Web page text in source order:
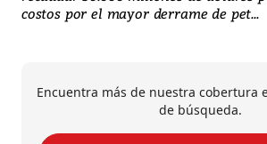
costos por el mayor derrame de pet...
Encuentra más de nuestra cobertura
de búsqueda.